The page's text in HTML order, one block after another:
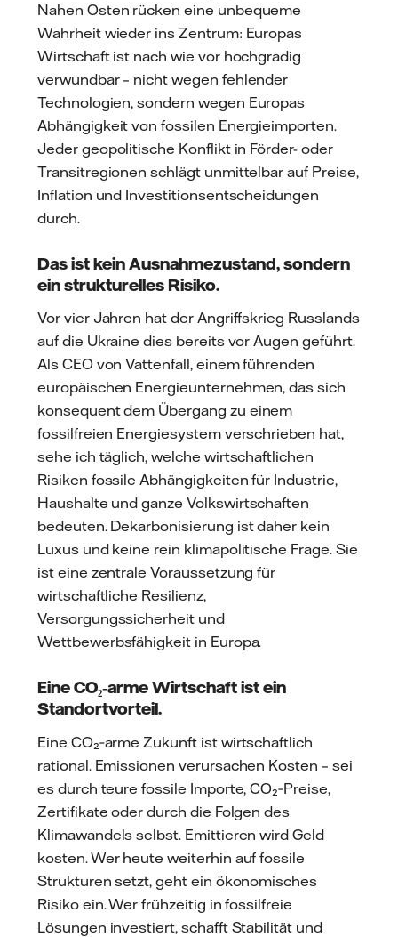
Nahen Osten rücken eine unbequeme
Wahrheit wieder ins Zentrum: Europas
Wirtschaft ist nach wie vor hochgradig
verwundbar – nicht wegen fehlender
Technologien, sondern wegen Europas
Abhängigkeit von fossilen Energieimporten.
Jeder geopolitische Konflikt in Förder- oder
Transitregionen schlägt unmittelbar auf Preise,
Inflation und Investitionsentscheidungen
durch.
Das ist kein Ausnahmezustand, sondern
ein strukturelles Risiko.
Vor vier Jahren hat der Angriffskrieg Russlands
auf die Ukraine dies bereits vor Augen geführt.
Als CEO von Vattenfall, einem führenden
europäischen Energieunternehmen, das sich
konsequent dem Übergang zu einem
fossilfreien Energiesystem verschrieben hat,
sehe ich täglich, welche wirtschaftlichen
Risiken fossile Abhängigkeiten für Industrie,
Haushalte und ganze Volkswirtschaften
bedeuten. Dekarbonisierung ist daher kein
Luxus und keine rein klimapolitische Frage. Sie
ist eine zentrale Voraussetzung für
wirtschaftliche Resilienz,
Versorgungssicherheit und
Wettbewerbsfähigkeit in Europa.
Eine CO₂‑arme Wirtschaft ist ein
Standortvorteil.
Eine CO₂‑arme Zukunft ist wirtschaftlich
rational. Emissionen verursachen Kosten – sei
es durch teure fossile Importe, CO₂‑Preise,
Zertifikate oder durch die Folgen des
Klimawandels selbst. Emittieren wird Geld
kosten. Wer heute weiterhin auf fossile
Strukturen setzt, geht ein ökonomisches
Risiko ein. Wer frühzeitig in fossilfreie
Lösungen investiert, schafft Stabilität und